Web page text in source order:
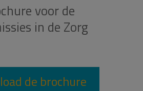
voor de
in de Zorg
de brochure